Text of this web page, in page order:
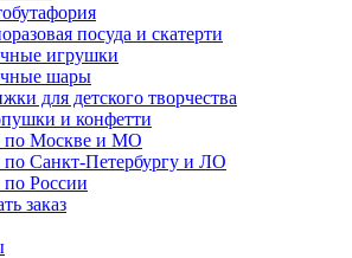
посуда и скатерти
игрушки
шары
для детского творчества
и конфетти
по Москве и МО
по Санкт-Петербургу и ЛО
по России
заказ